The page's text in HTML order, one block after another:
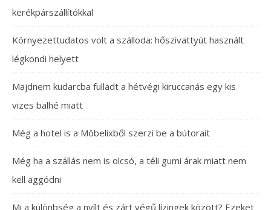
kerékpárszállítókkal
Környezettudatos volt a szálloda: hőszivattyút használt
légkondi helyett
Majdnem kudarcba fulladt a hétvégi kiruccanás egy kis
vizes balhé miatt
Még a hotel is a Möbelixből szerzi be a bútorait
Még ha a szállás nem is olcsó, a téli gumi árak miatt nem
kell aggódni
Mi a különbség a nyílt és zárt végű lízingek között? Ezeket